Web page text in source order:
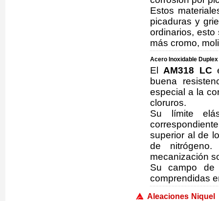
Estos
picaduras y
ordinarios,
más cromo,
Acero Inoxidable Duplex
El AM318 LC
buena
especial a la
cloruros.
Su límite
superior al de
de
mecanización
Su campo de
comprendidas
Aleaciones Niquel